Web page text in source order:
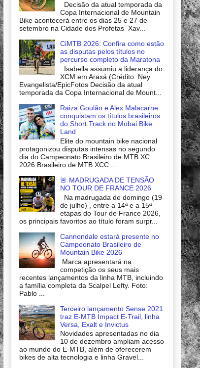
Decisão da atual temporada da
Copa Internacional de Mountain
Bike acontecerá entre os dias 25 e 27 de
setembro na Cidade dos Profetas Xav...
CiMTB 2026: Confira como estão
as disputas pelos títulos no
percurso completo da Maratona
Isabella assumiu a liderança do
XCM em Araxá (Crédito: Ney
Evangelista/EpicFotos Decisão da atual
temporada da Copa Internacional de Mount...
Raiza Goulão e Alex Malacarne
conquistam os títulos brasileiros
do Short Track no Mobai Bike
Land
Elite do mountain bike nacional
protagonizou disputas intensas no segundo
dia do Campeonato Brasileiro de MTB XC
2026 Brasileiro de MTB XCC ...
🚨 MADRUGADA DE TENSÃO
NO TOUR DE FRANCE 2026
Na madrugada de domingo (19
de julho) , entre a 14ª e a 15ª
etapas do Tour de France 2026,
os principais favoritos ao título foram surpr...
Cannondale estará presente no
Campeonato Brasileiro de
Mountain Bike 2026
Marca apresentará na
competição os seus mais
recentes lançamentos da linha MTB, incluindo
a família completa da Scalpel Lefty. Foto:
Pablo ...
Terceiro lançamento Sense 2021
traz E-MTB Impact E-Trail, linha
Versa, Exalt e Invictus
Novidades apresentadas no dia
10 de dezembro ampliam acesso
ao mundo do E-MTB, além de oferecerem
bikes de alta tecnologia e linha Gravel...